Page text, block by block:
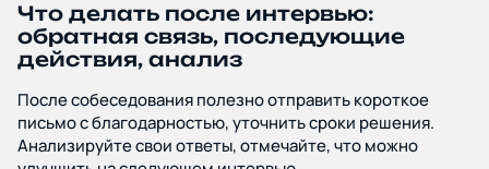
Что делать после интервью:
обратная связь, последующие
действия, анализ
После собеседования полезно отправить короткое
письмо с благодарностью, уточнить сроки решения.
Анализируйте свои ответы, отмечайте, что можно